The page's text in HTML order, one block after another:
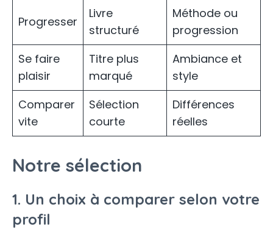
Progresser
Livre
structuré
Méthode ou
progression
Se faire
plaisir
Titre plus
marqué
Ambiance et
style
Comparer
vite
Sélection
courte
Différences
réelles
Notre sélection
1. Un choix à comparer selon votre
profil